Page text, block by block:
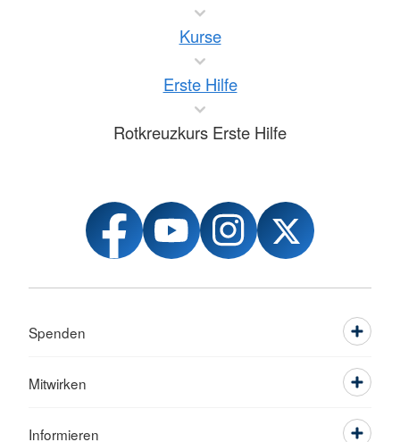
Kurse
Erste Hilfe
Rotkreuzkurs Erste Hilfe
Spenden
Mitwirken
Informieren